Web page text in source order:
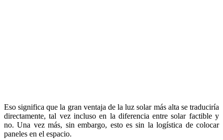
Eso significa que la gran ventaja de la luz solar más alta se traduciría
directamente, tal vez incluso en la diferencia entre solar factible y
no. Una vez más, sin embargo, esto es sin la logística de colocar
paneles en el espacio.